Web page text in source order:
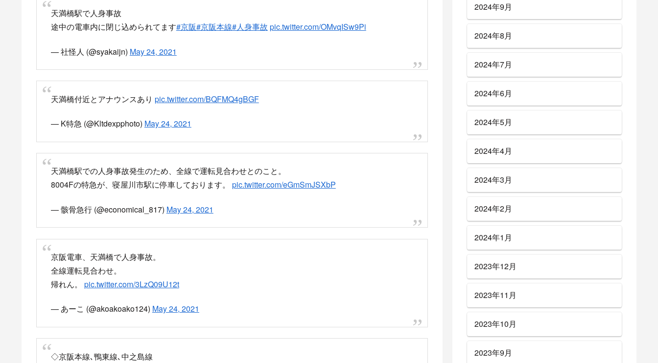
天満橋駅で人身事故
途中の電車内に閉じ込められてます#京阪#京阪本線#人身事故 pic.twitter.com/OMvqISw9Pi
— 社怪人 (@syakaijn) May 24, 2021
天満橋付近とアナウンスあり pic.twitter.com/BQFMQ4gBGF
— K特急 (@Kltdexpphoto) May 24, 2021
天満橋駅での人身事故発生のため、全線で運転見合わせとのこと。
8004Fの特急が、寝屋川市駅に停車しております。 pic.twitter.com/eGmSmJSXbP
— 骸骨急行 (@economical_817) May 24, 2021
京阪電車、天満橋で人身事故。
全線運転見合わせ。
帰れん。 pic.twitter.com/3LzQ09U12t
— あーこ (@akoakoako124) May 24, 2021
◇京阪本線､鴨東線､中之島線
2024年9月
2024年8月
2024年7月
2024年6月
2024年5月
2024年4月
2024年3月
2024年2月
2024年1月
2023年12月
2023年11月
2023年10月
2023年9月